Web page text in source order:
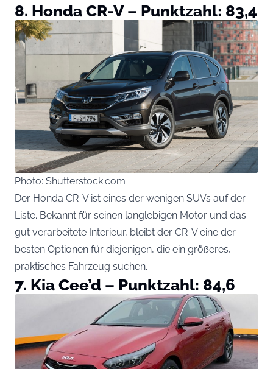
8. Honda CR-V – Punktzahl: 83,4
Photo: Shutterstock.com
Der Honda CR-V ist eines der wenigen SUVs auf der
Liste. Bekannt für seinen langlebigen Motor und das
gut verarbeitete Interieur, bleibt der CR-V eine der
besten Optionen für diejenigen, die ein größeres,
praktisches Fahrzeug suchen.
7. Kia Cee’d – Punktzahl: 84,6